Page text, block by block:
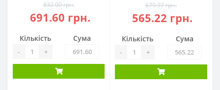
832.00 грн.
691.60 грн.
Кількість
- +
Сума
679.97 грн.
565.22 грн.
Кількість
- +
Сума